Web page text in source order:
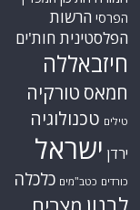
הפרסי הרשות
הפלסטינית חות'ים
חיזבאללה
חמאס טורקיה
טילים טכנולוגיה
ירדן ישראל
כורדים כטב"מים כלכלה